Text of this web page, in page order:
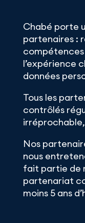
Chabé porte
partenaires :
l’expérience
données
Tous les
contrôlés
Nos
nous
fait partie de
partenariat
moins 5 ans